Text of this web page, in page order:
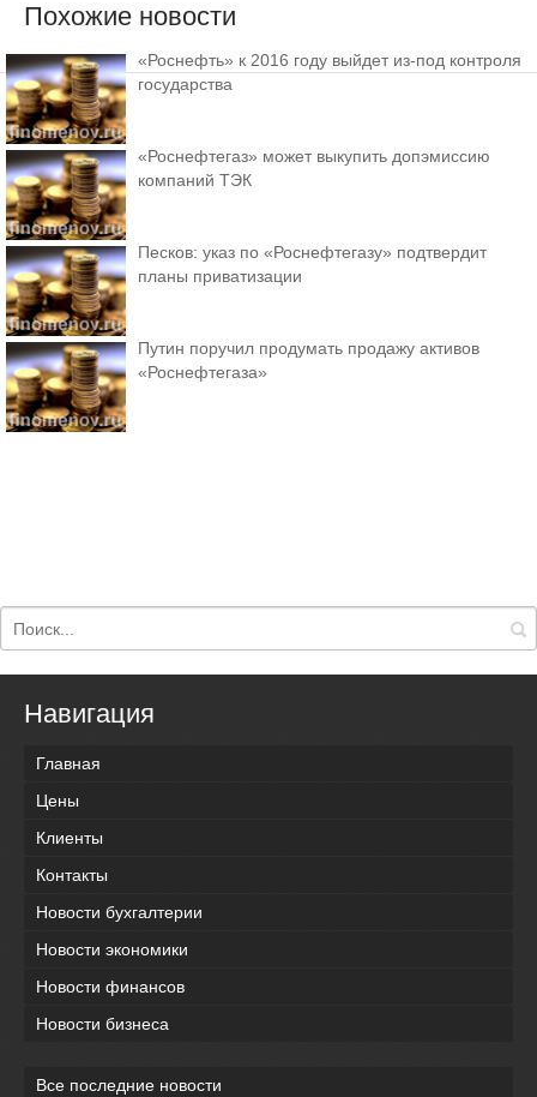
Похожие новости
«Роснефть» к 2016 году выйдет из-под контроля
государства
«Роснефтегаз» может выкупить допэмиссию
компаний ТЭК
Песков: указ по «Роснефтегазу» подтвердит
планы приватизации
Путин поручил продумать продажу активов
«Роснефтегаза»
Навигация
Главная
Цены
Клиенты
Контакты
Новости бухгалтерии
Новости экономики
Новости финансов
Новости бизнеса
Все последние новости